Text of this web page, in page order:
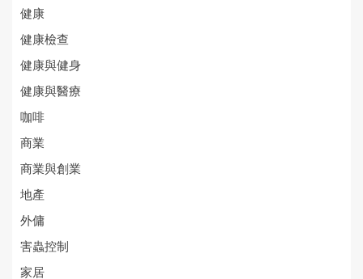
健康
健康檢查
健康與健身
健康與醫療
咖啡
商業
商業與創業
地產
外傭
害蟲控制
家居